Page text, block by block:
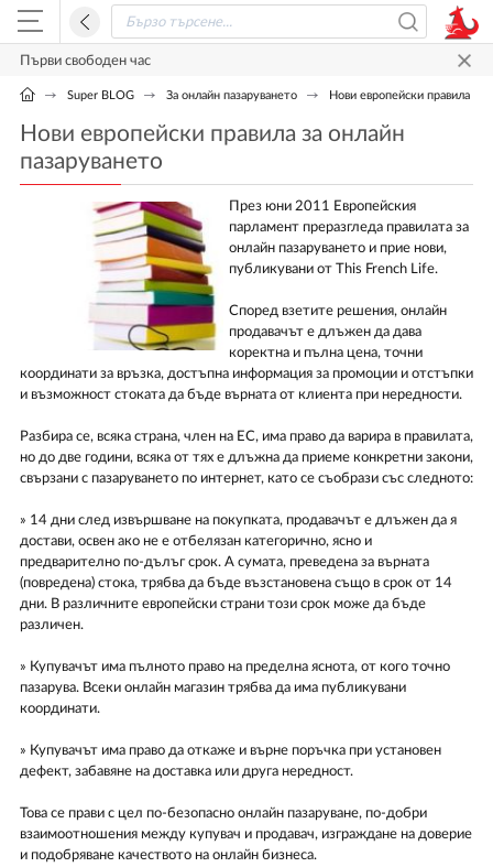
Първи свободен час
Super BLOG За онлайн пазаруването Нови европейски правила за
Нови европейски правила за онлайн
пазаруването
През юни 2011 Европейския
парламент преразгледа правилата за
онлайн пазаруването и прие нови,
публикувани от This French Life.
Според взетите решения, онлайн
продавачът е длъжен да дава
коректна и пълна цена, точни
координати за връзка, достъпна информация за промоции и отстъпки
и възможност стоката да бъде върната от клиента при нередности.
Разбира се, всяка страна, член на ЕС, има право да варира в правилата,
но до две години, всяка от тях е длъжна да приеме конкретни закони,
свързани с пазаруването по интернет, като се съобрази със следното:
» 14 дни след извършване на покупката, продавачът е длъжен да я
достави, освен ако не е отбелязан категорично, ясно и
предварително по-дълъг срок. А сумата, преведена за върната
(повредена) стока, трябва да бъде възстановена също в срок от 14
дни. В различните европейски страни този срок може да бъде
различен.
» Купувачът има пълното право на пределна яснота, от кого точно
пазарува. Всеки онлайн магазин трябва да има публикувани
координати.
» Купувачът има право да откаже и върне поръчка при установен
дефект, забавяне на доставка или друга нередност.
Това се прави с цел по-безопасно онлайн пазаруване, по-добри
взаимоотношения между купувач и продавач, изграждане на доверие
и подобряване качеството на онлайн бизнеса.